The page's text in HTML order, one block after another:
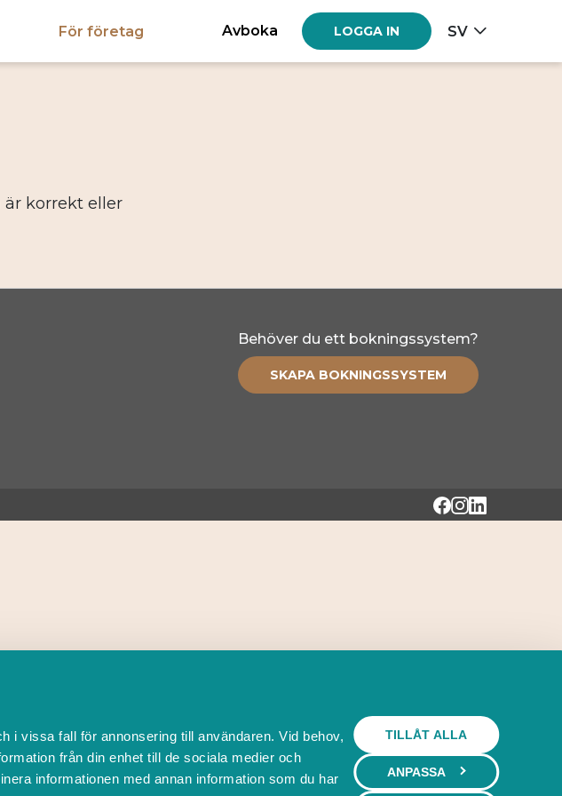
i vissa fall för annonsering till användaren. Vid behov,
från din enhet till de sociala medier och
informationen med annan information som du har
TILLÅT ALLA
ANPASSA
För företag Avboka LOGGA IN SV
korrekt eller
Behöver du ett bokningssystem?
SKAPA BOKNINGSSYSTEM